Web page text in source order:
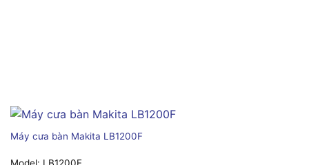
Máy cưa bàn Makita LB1200F
Model: LB1200F